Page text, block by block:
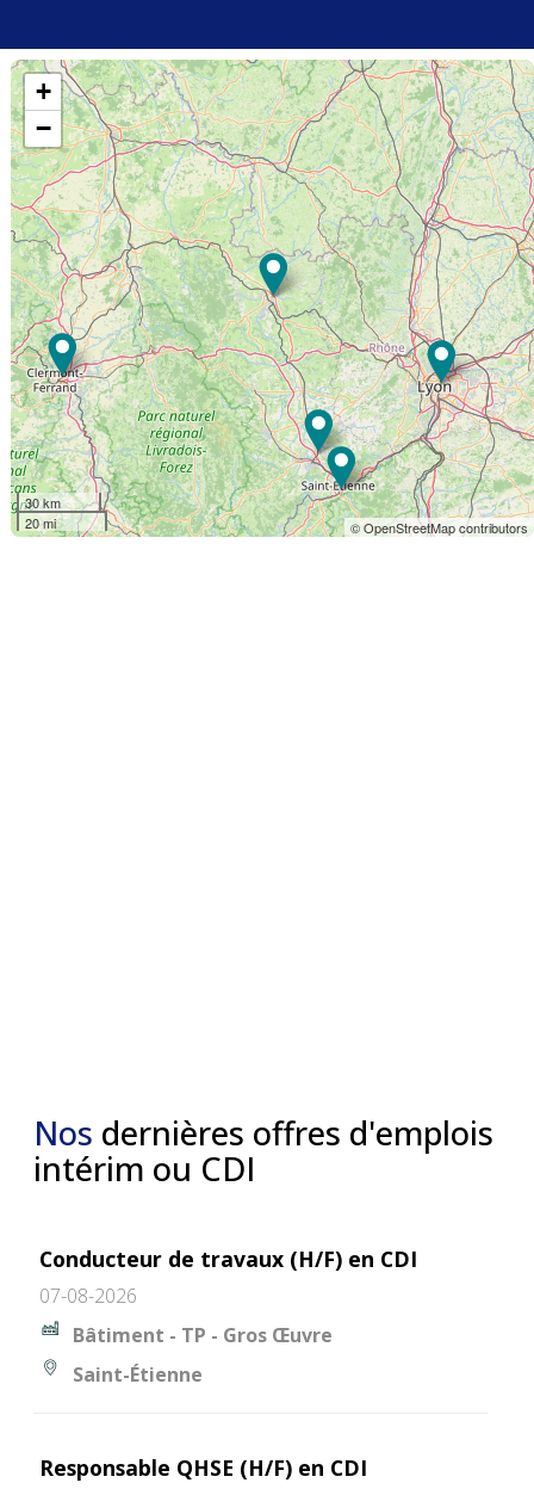
+
−
30 km
20 mi
© OpenStreetMap contributors
Nos dernières offres d'emplois
intérim ou CDI
Conducteur de travaux (H/F) en CDI
07-08-2026
Bâtiment - TP - Gros Œuvre
Saint-Étienne
Responsable QHSE (H/F) en CDI